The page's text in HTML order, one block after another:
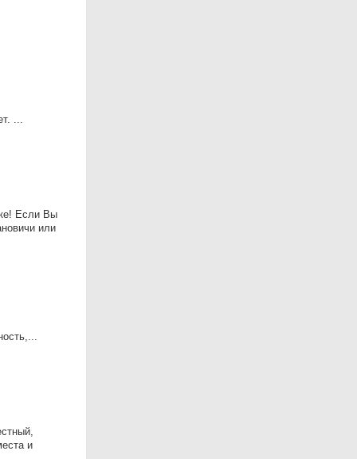
...
Если Вы
или
и